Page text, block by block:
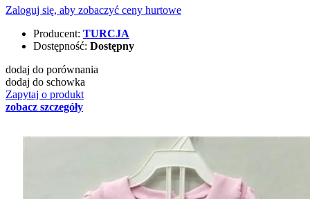
Zaloguj się, aby zobaczyć ceny hurtowe
Producent: TURCJA
Dostępność: Dostępny
dodaj do porównania
dodaj do schowka
Zapytaj o produkt
zobacz szczegóły